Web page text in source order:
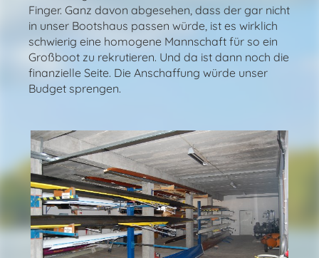
Finger. Ganz davon abgesehen, dass der gar nicht
in unser Bootshaus passen würde, ist es wirklich
schwierig eine homogene Mannschaft für so ein
Großboot zu rekrutieren. Und da ist dann noch die
finanzielle Seite. Die Anschaffung würde unser
Budget sprengen.